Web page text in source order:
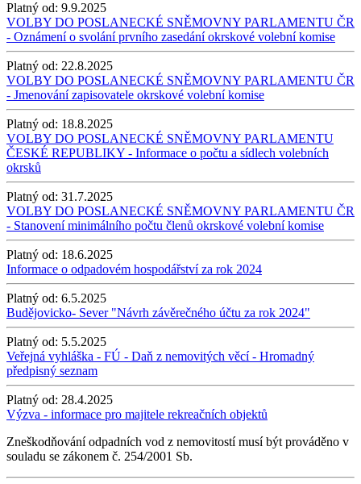
Platný od: 9.9.2025
VOLBY DO POSLANECKÉ SNĚMOVNY PARLAMENTU ČR
- Oznámení o svolání prvního zasedání okrskové volební komise
Platný od: 22.8.2025
VOLBY DO POSLANECKÉ SNĚMOVNY PARLAMENTU ČR
- Jmenování zapisovatele okrskové volební komise
Platný od: 18.8.2025
VOLBY DO POSLANECKÉ SNĚMOVNY PARLAMENTU
ČESKÉ REPUBLIKY - Informace o počtu a sídlech volebních
okrsků
Platný od: 31.7.2025
VOLBY DO POSLANECKÉ SNĚMOVNY PARLAMENTU ČR
- Stanovení minimálního počtu členů okrskové volební komise
Platný od: 18.6.2025
Informace o odpadovém hospodářství za rok 2024
Platný od: 6.5.2025
Budějovicko- Sever "Návrh závěrečného účtu za rok 2024"
Platný od: 5.5.2025
Veřejná vyhláška - FÚ - Daň z nemovitých věcí - Hromadný
předpisný seznam
Platný od: 28.4.2025
Výzva - informace pro majitele rekreačních objektů
Zneškodňování odpadních vod z nemovitostí musí být prováděno v
souladu se zákonem č. 254/2001 Sb.